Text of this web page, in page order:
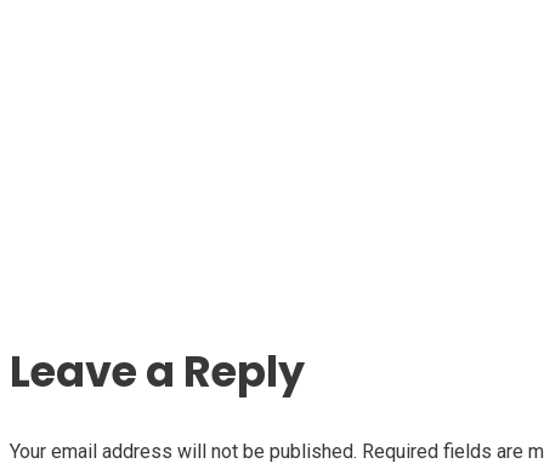
Leave a Reply
Your email address will not be published. Required fields are